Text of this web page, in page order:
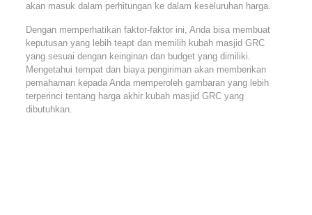
akan masuk dalam perhitungan ke dalam keseluruhan harga.
Dengan memperhatikan faktor-faktor ini, Anda bisa membuat
keputusan yang lebih teapt dan memilih kubah masjid GRC
yang sesuai dengan keinginan dan budget yang dimiliki.
Mengetahui tempat dan biaya pengiriman akan memberikan
pemahaman kepada Anda memperoleh gambaran yang lebih
terperinci tentang harga akhir kubah masjid GRC yang
dibutuhkan.